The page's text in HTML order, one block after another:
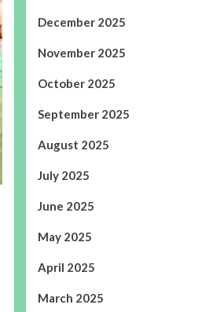
December 2025
November 2025
October 2025
September 2025
August 2025
July 2025
June 2025
May 2025
April 2025
March 2025